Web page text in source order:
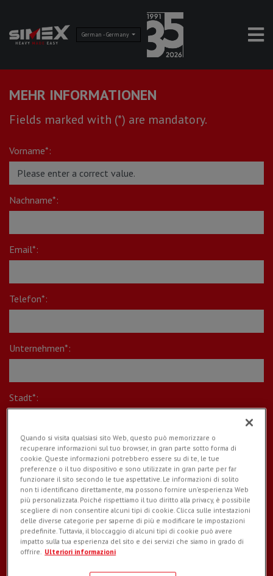
German - Germany
MEHR INFORMATIONEN
Fields marked with (*) are mandatory.
Vorname*:
Nachname*:
Email*:
Telefon*:
Unternehmen*:
Stadt*:
Area*:
Deine Nachricht:
Quando si visita qualsiasi sito Web, questo può memorizzare o
recuperare informazioni sul tuo browser, in gran parte sotto forma di
cookie. Queste informazioni potrebbero essere su di te, le tue
preferenze o il tuo dispositivo e sono utilizzate in gran parte per far
funzionare il sito secondo le tue aspettative. Le informazioni di solito
non ti identificano direttamente, ma possono fornire un'esperienza Web
più personalizzata. Poiché rispettiamo il tuo diritto alla privacy, è possibile
scegliere di non consentire alcuni tipi di cookie. Clicca sulle intestazioni
delle diverse categorie per saperne di più e modificare le impostazioni
predefinite. Tuttavia, il bloccaggio di alcuni tipi di cookie può avere
impatto sulla tua esperienza del sito e dei servizi che siamo in grado di
offrire. Ulteriori informazioni